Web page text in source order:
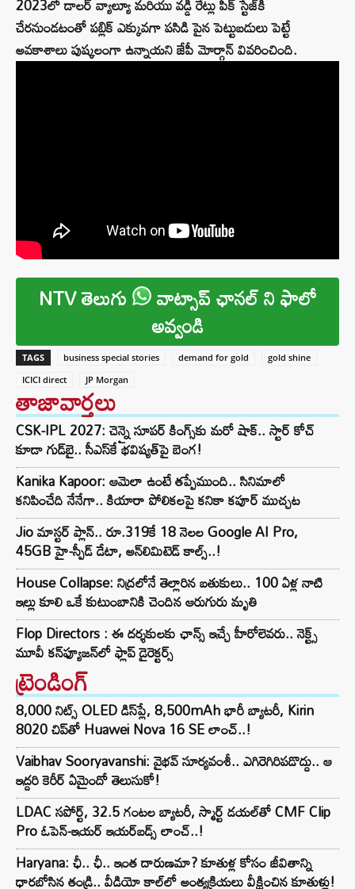
2023లో డాలర్‌ వ్యాల్యూ మరియు వడ్డీ రేట్లు పీక్‌ స్టేజ్‌కి
చేరనుండటంతో పబ్లిక్‌ ఎక్కువగా పసిడి పైన పెట్టుబడులు పెట్టే
అవకాశాలు పుష్కలంగా ఉన్నాయని జేపీ మోర్గాన్‌ వివరించింది.
NTV తెలుగు వాట్సాప్ ఛానల్ ని ఫాలో
అవ్వండి
TAGS business special stories demand for gold
gold shine
ICICI direct
JP Morgan
తాజావార్తలు
CSK-IPL 2027: చెన్నై సూపర్ కింగ్స్‌కు మరో షాక్.. స్టార్ కోచ్
కూడా గుడ్‌బై.. సీఎస్‌కే భవిష్యత్‌పై బెంగ!
Kanika Kapoor: ఆమెలా ఉంటే తప్పేముంది.. సినిమాలో
కనిపించేది నేనేగా.. కియారా పోలికలపై కనికా కపూర్ ముచ్చట
Jio మాస్టర్ ప్లాన్.. రూ.319కే 18 నెలల Google AI Pro,
45GB హై-స్పీడ్ డేటా, అన్⁭లిమిటెడ్ కాల్స్..!
House Collapse: నిద్రలోనే తెల్లారిన బతుకులు.. 100 ఏళ్ల నాటి
ఇల్లు కూలి ఒకే కుటుంబానికి చెందిన ఆరుగురు మృతి
Flop Directors : ఈ దర్శకులకు ఛాన్స్ ఇచ్చే హీరోలెవరు.. నెక్ట్స్‌
మూవీ కన్‌ఫ్యూజన్‌లో ఫ్లాప్‌ డైరెక్టర్స్‌
ట్రెండింగ్‌
8,000 నిట్స్ OLED డిస్‌ప్లే, 8,500mAh భారీ బ్యాటరీ, Kirin
8020 చిప్‌తో Huawei Nova 16 SE లాంచ్..!
Vaibhav Sooryavanshi: వైభవ్ సూర్యవంశీ.. ఎగిరెగిరిపడొద్దు.. ఆ
ఇద్దరి కెరీర్ ఏమైందో తెలుసుకో!
LDAC సపోర్ట్, 32.5 గంటల బ్యాటరీ, స్మార్ట్ డయల్‌తో CMF Clip
Pro ఓపెన్-ఇయర్ ఇయర్‌బడ్స్ లాంచ్..!
Haryana: ఛీ.. ఛీ.. ఇంత దారుణమా? కూతుళ్ల కోసం జీవితాన్ని
ధారబోసిన తండ్రి.. వీడియో కాల్‌లో అంత్యక్రియలు వీక్షించిన కూతుళ్లు!